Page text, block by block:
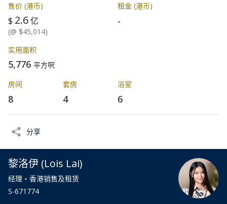
售价 (港币)
$ 2.6亿
(@ $45,014)
租金 (港币)
-
实用面积
5,776 平方呎
房间
8
套房
4
浴室
6
分享
黎洛伊 (Lois Lai)
经理・香港销售及租赁
S-671774